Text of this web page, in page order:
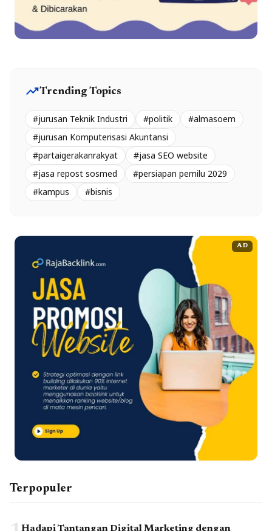
trending_upTrending Topics
#jurusan Teknik Industri #politik
#almasoem
#jurusan Komputerisasi Akuntansi
#partaigerakanrakyat
#jasa SEO website
#jasa repost sosmed
#persiapan pemilu 2029
#kampus
#bisnis
AD
Terpopuler
Hadapi Tantangan Digital Marketing dengan